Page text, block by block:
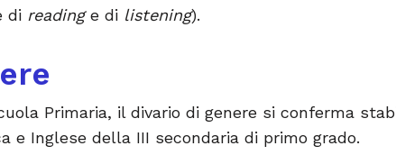
di readinge di listening).
Primaria, il divario di genere si conferma
e Inglese della III secondaria di primo grado.